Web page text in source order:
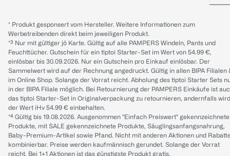
* Produkt gesponsert vom Hersteller. Weitere Informationen zum
Werbetreibenden direkt beim jeweiligen Produkt.
*³ Nur mit gültiger jö Karte. Gültig auf alle PAMPERS Windeln, Pants und
Feuchttücher. Gutschein für ein tiptoi Starter-Set im Wert von 54.99 €,
einlösbar bis 30.09.2026. Nur ein Gutschein pro Einkauf einlösbar. Der
Sammelwert wird auf der Rechnung angedruckt. Gültig in allen BIPA Filialen
im Online Shop. Solange der Vorrat reicht. Abholung des tiptoi Starter Sets
in der BIPA Filiale möglich. Bei Retournierung der PAMPERS Einkäufe ist
das tiptoi Starter-Set in Originalverpackung zu retournieren, andernfalls wird
der Wert iHv 54.99 € einbehalten.
*⁴ Gültig bis 19.08.2026. Ausgenommen "Einfach Preiswert" gekennzeichnete
Produkte, mit SALE gekennzeichnete Produkte, Säuglingsanfangsnahrung,
Baby-Premium-Artikel sowie Pfand. Nicht mit anderen Aktionen und
kombinierbar. Preise werden kaufmännisch gerundet. Solange der Vorrat
reicht. Bei 1+1 Aktionen ist das günstigste Produkt gratis.